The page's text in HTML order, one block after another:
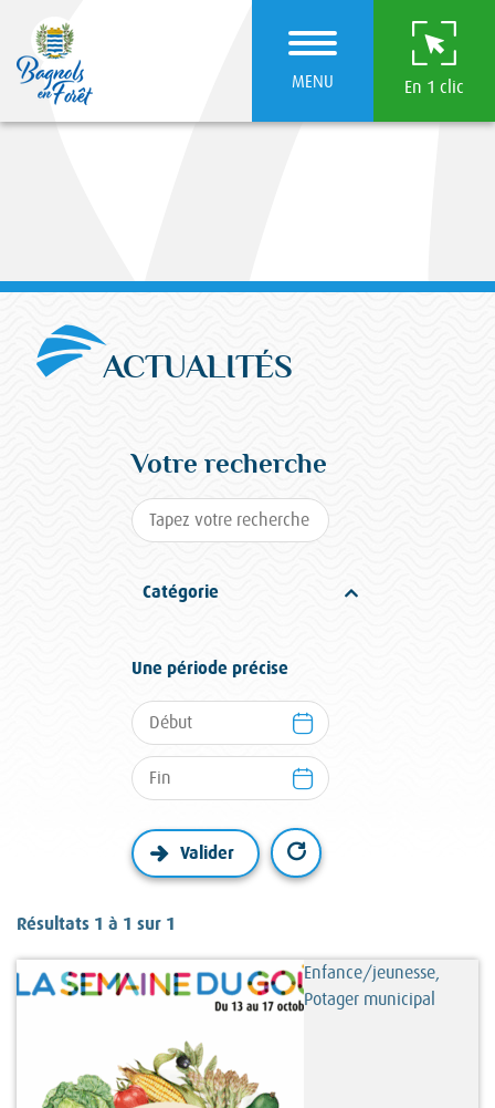
MENU En 1 clic
ACTUALITÉS
Votre recherche
Catégorie
Une période précise
Résultats 1 à 1 sur 1
Enfance/jeunesse,
Potager municipal